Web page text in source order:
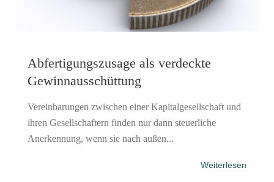
Abfertigungszusage als verdeckte
Gewinnausschüttung
Vereinbarungen zwischen einer Kapitalgesellschaft und
ihren Gesellschaftern finden nur dann steuerliche
Anerkennung, wenn sie nach außen...
Weiterlesen